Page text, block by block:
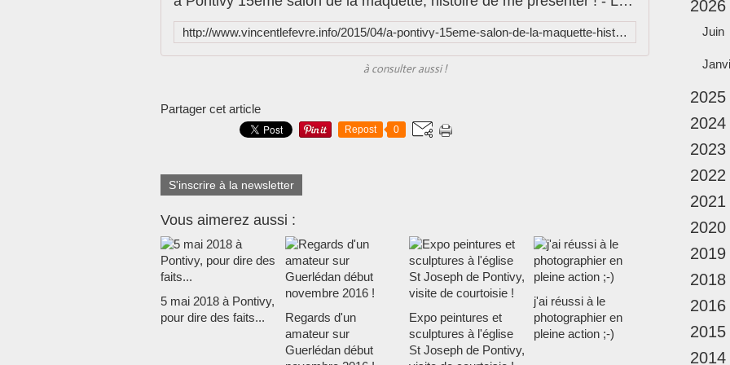
http://www.vincentlefevre.info/2015/04/a-pontivy-15eme-salon-de-la-maquette-histoire-de-commencer.html
à consulter aussi !
Partager cet article
Repost 0
S'inscrire à la newsletter
Vous aimerez aussi :
5 mai 2018 à Pontivy,
pour dire des faits...
Regards d'un
amateur sur
Guerlédan début
Expo peintures et
sculptures à l'église
St Joseph de Pontivy,
j'ai réussi à le
photographier en
pleine action ;-)
2026
Juin
2025
2024
2023
2022
2021
2020
2019
2018
2016
2015
2014